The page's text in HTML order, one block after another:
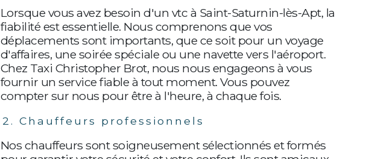
Lorsque vous avez besoin d'un vtc à Saint-Saturnin-lès-Apt, la
fiabilité est essentielle. Nous comprenons que vos
déplacements sont importants, que ce soit pour un voyage
d'affaires, une soirée spéciale ou une navette vers l'aéroport.
Chez Taxi Christopher Brot, nous nous engageons à vous
fournir un service fiable à tout moment. Vous pouvez
compter sur nous pour être à l'heure, à chaque fois.
2. Chauffeurs professionnels
Nos chauffeurs sont soigneusement sélectionnés et formés